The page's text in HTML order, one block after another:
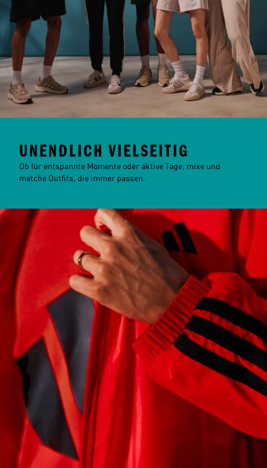
UNENDLICH VIELSEITIG
Ob für entspannte Momente oder aktive Tage, mixe und
matche Outfits, die immer passen.